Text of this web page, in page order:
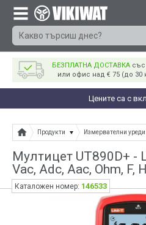
БЕЗПЛАТНА ДОСТАВКА
или офис над € 75 (до 30
Цените са с
Продукти Измервателни
Мултицет UT890D+ -
Vac, Adc, Aac, Ohm, F,
Каталожен номер: 146533